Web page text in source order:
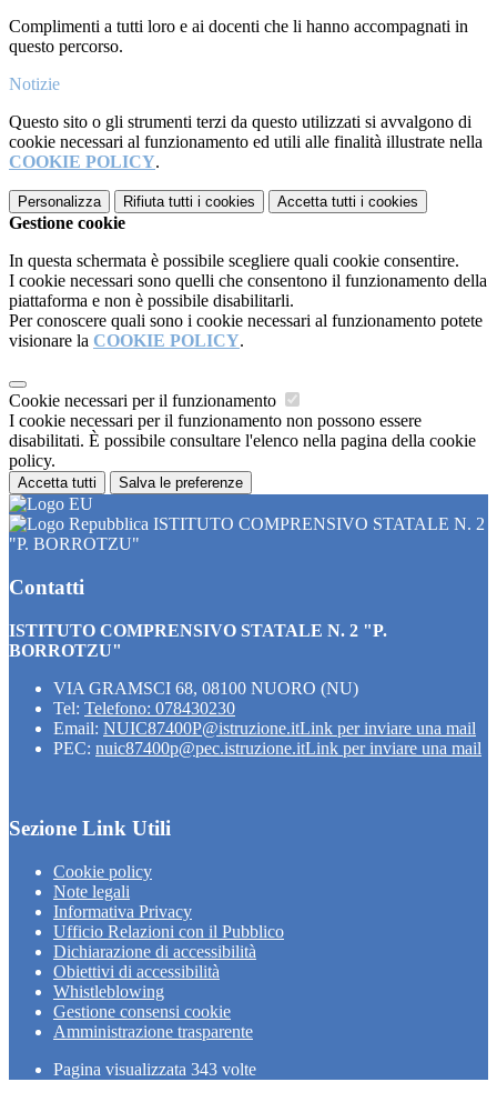
Complimenti a tutti loro e ai docenti che li hanno accompagnati in
questo percorso.
Notizie
Questo sito o gli strumenti terzi da questo utilizzati si avvalgono di
cookie necessari al funzionamento ed utili alle finalità illustrate nella
COOKIE POLICY.
Personalizza Rifiuta tutti i cookies Accetta tutti i cookies
Gestione cookie
In questa schermata è possibile scegliere quali cookie consentire.
I cookie necessari sono quelli che consentono il funzionamento della
piattaforma e non è possibile disabilitarli.
Per conoscere quali sono i cookie necessari al funzionamento potete
visionare la COOKIE POLICY.
Cookie necessari per il funzionamento
I cookie necessari per il funzionamento non possono essere
disabilitati. È possibile consultare l'elenco nella pagina della cookie
policy.
Accetta tutti Salva le preferenze
ISTITUTO COMPRENSIVO STATALE N. 2
"P. BORROTZU"
Contatti
ISTITUTO COMPRENSIVO STATALE N. 2 "P.
BORROTZU"
VIA GRAMSCI 68, 08100 NUORO (NU)
Tel: Telefono: 078430230
Email: NUIC87400P@istruzione.itLink per inviare una mail
PEC: nuic87400p@pec.istruzione.itLink per inviare una mail
Sezione Link Utili
Cookie policy
Note legali
Informativa Privacy
Ufficio Relazioni con il Pubblico
Dichiarazione di accessibilità
Obiettivi di accessibilità
Whistleblowing
Gestione consensi cookie
Amministrazione trasparente
Pagina visualizzata 343 volte